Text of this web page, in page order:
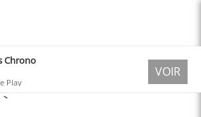
Chrono
Play
VOIR